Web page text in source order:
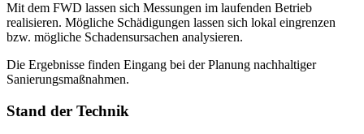
Mit dem FWD lassen sich Messungen im laufenden Betrieb
realisieren. Mögliche Schädigungen lassen sich lokal eingrenzen
bzw. mögliche Schadensursachen analysieren.
Die Ergebnisse finden Eingang bei der Planung nachhaltiger
Sanierungsmaßnahmen.
Stand der Technik